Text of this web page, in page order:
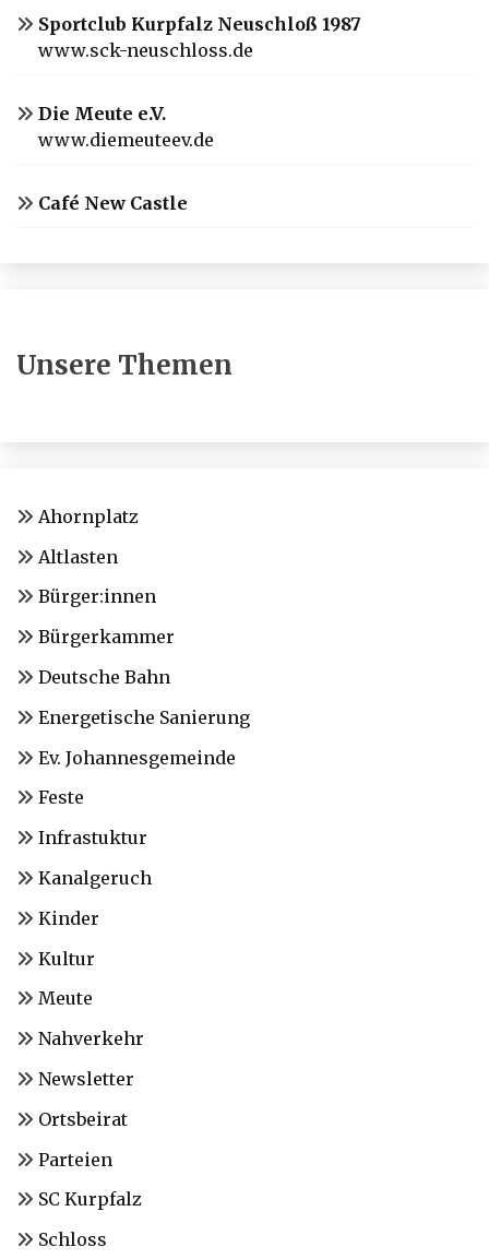
Sportclub Kurpfalz Neuschloß 1987
www.sck-neuschloss.de
Die Meute e.V.
www.diemeuteev.de
Café New Castle
Unsere Themen
Ahornplatz
Altlasten
Bürger:innen
Bürgerkammer
Deutsche Bahn
Energetische Sanierung
Ev. Johannesgemeinde
Feste
Infrastuktur
Kanalgeruch
Kinder
Kultur
Meute
Nahverkehr
Newsletter
Ortsbeirat
Parteien
SC Kurpfalz
Schloss